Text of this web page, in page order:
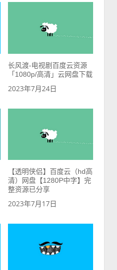
长风渡-电视剧百度云资源
「1080p/高清」云网盘下载
2023年7月24日
【透明侠侣】百度云（hd高
清）网盘【1280P中字】完
整资源已分享
2023年7月17日